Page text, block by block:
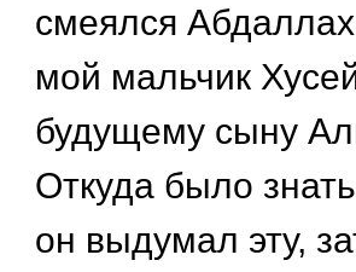
смеялся
мой мальчик
будущему сыну
Откуда было
он выдумал эту,